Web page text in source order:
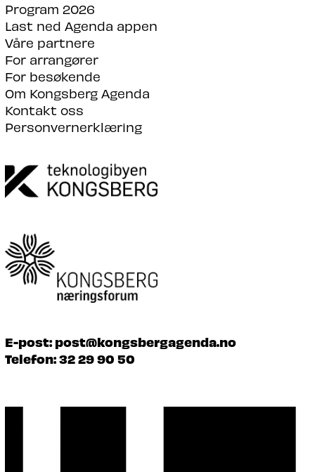
Program 2026
Last ned Agenda appen
Våre partnere
For arrangører
For besøkende
Om Kongsberg Agenda
Kontakt oss
Personvernerklæring
E-post: post@kongsbergagenda.no
Telefon:32 29 90 50